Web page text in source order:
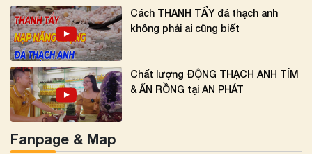
Cách THANH TẨY đá thạch anh
không phải ai cũng biết
Chất lượng ĐỘNG THẠCH ANH TÍM
& ẤN RỒNG tại AN PHÁT
Fanpage & Map